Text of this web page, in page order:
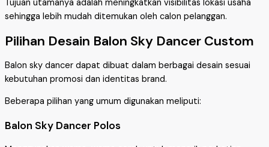
Tujuan utamanya adalah meningkatkan visibilitas lokasi usaha
sehingga lebih mudah ditemukan oleh calon pelanggan.
Pilihan Desain Balon Sky Dancer Custom
Balon sky dancer dapat dibuat dalam berbagai desain sesuai
kebutuhan promosi dan identitas brand.
Beberapa pilihan yang umum digunakan meliputi:
Balon Sky Dancer Polos